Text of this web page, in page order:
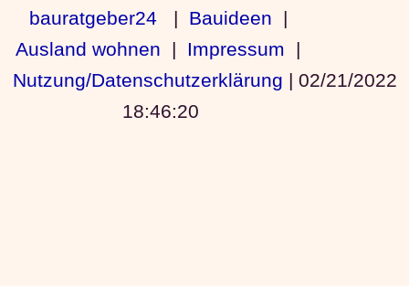
bauratgeber24 | Bauideen |
Ausland wohnen | Impressum |
Nutzung/Datenschutzerklärung |02/21/2022
18:46:20